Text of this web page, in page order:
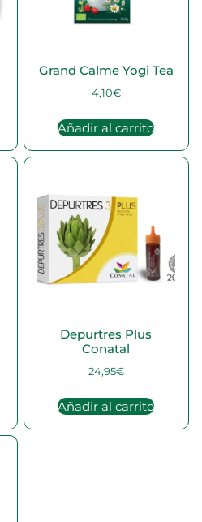
Grand Calme Yogi Tea
4,10€
Añadir al carrito
Depurtres Plus
Conatal
24,95€
Añadir al carrito